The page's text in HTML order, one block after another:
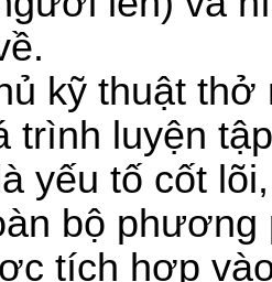
kỹ thuật
trình luyện
yếu tố cốt
bộ
tích hợp